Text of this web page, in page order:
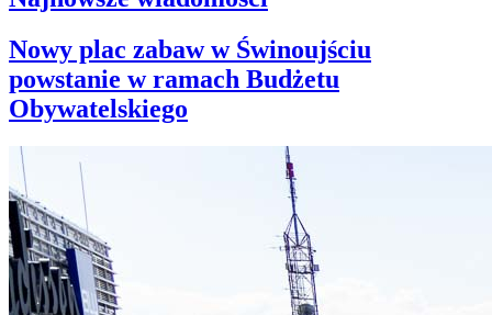
Nowy plac zabaw w Świnoujściu
powstanie w ramach Budżetu
Obywatelskiego